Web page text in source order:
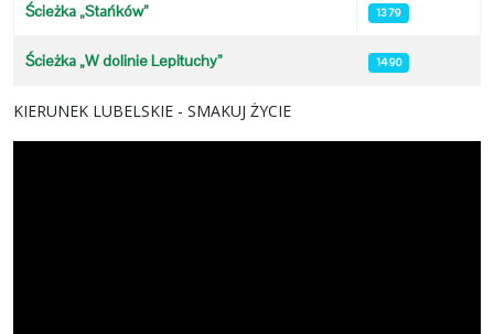
Ścieżka „Stańków” 1379
Ścieżka „W dolinie Lepituchy” 1490
KIERUNEK LUBELSKIE - SMAKUJ ŻYCIE